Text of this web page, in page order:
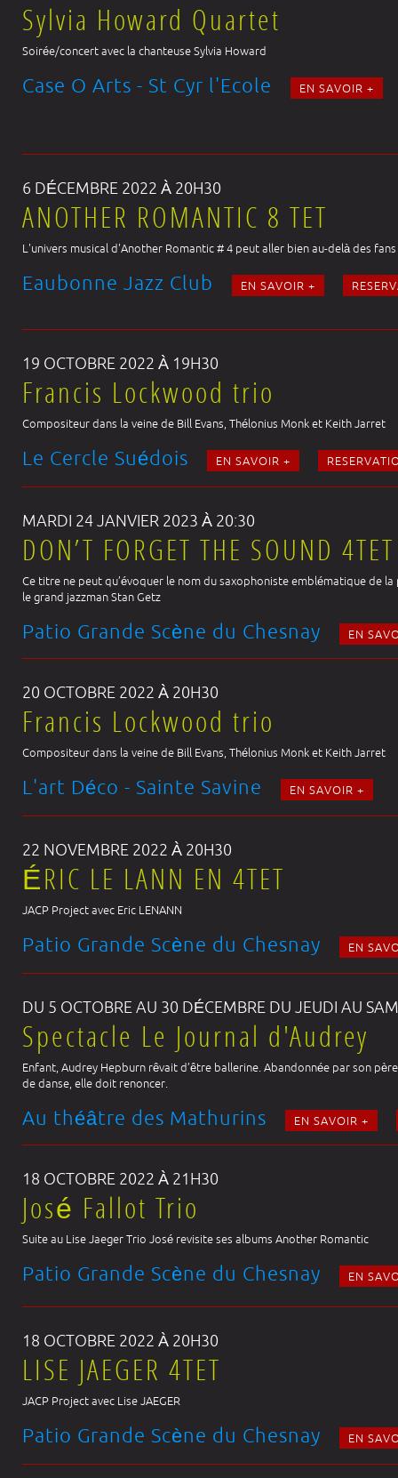
Sylvia Howard Quartet
Soirée/concert avec la chanteuse Sylvia Howard
Case O Arts - St Cyr l'Ecole EN SAVOIR +
6 DÉCEMBRE 2022 À 20H30
ANOTHER ROMANTIC 8 TET
L'univers musical d'Another Romantic # 4 peut aller bien au-delà des fans
Eaubonne Jazz Club EN SAVOIR +
19 OCTOBRE 2022 À 19H30
Francis Lockwood trio
Compositeur dans la veine de Bill Evans, Thélonius Monk et Keith Jarret
Le Cercle Suédois EN SAVOIR +
MARDI 24 JANVIER 2023 À 20:30
DON’T FORGET THE SOUND 4TET
Ce titre ne peut qu’évoquer le nom du saxophoniste emblématique de
le grand jazzman Stan Getz
Patio Grande Scène du Chesnay EN
20 OCTOBRE 2022 À 20H30
Francis Lockwood trio
Compositeur dans la veine de Bill Evans, Thélonius Monk et Keith Jarret
L'art Déco - Sainte Savine EN SAVOIR +
22 NOVEMBRE 2022 À 20H30
ÉRIC LE LANN EN 4TET
JACP Project avec Eric LENANN
Patio Grande Scène du Chesnay EN
DU 5 OCTOBRE AU 30 DÉCEMBRE DU JEUDI AU
Spectacle Le Journal d'Audrey
Enfant, Audrey Hepburn rêvait d’être ballerine. Abandonnée par son
de danse, elle doit renoncer.
Au théâtre des Mathurins EN SAVOIR +
18 OCTOBRE 2022 À 21H30
José Fallot Trio
Suite au Lise Jaeger Trio José revisite ses albums Another Romantic
Patio Grande Scène du Chesnay EN
18 OCTOBRE 2022 À 20H30
LISE JAEGER 4TET
JACP Project avec Lise JAEGER
Patio Grande Scène du Chesnay EN